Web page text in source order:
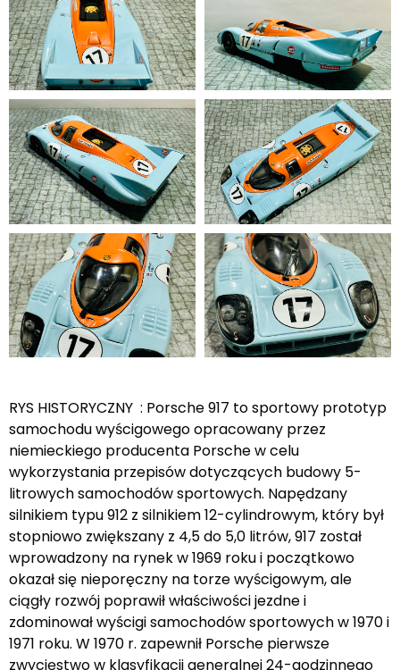
RYS HISTORYCZNY : Porsche 917 to sportowy prototyp
samochodu wyścigowego opracowany przez
niemieckiego producenta Porsche w celu
wykorzystania przepisów dotyczących budowy 5-
litrowych samochodów sportowych. Napędzany
silnikiem typu 912 z silnikiem 12-cylindrowym, który był
stopniowo zwiększany z 4,5 do 5,0 litrów, 917 został
wprowadzony na rynek w 1969 roku i początkowo
okazał się nieporęczny na torze wyścigowym, ale
ciągły rozwój poprawił właściwości jezdne i
zdominował wyścigi samochodów sportowych w 1970 i
1971 roku. W 1970 r. zapewnił Porsche pierwsze
zwycięstwo w klasyfikacji generalnej 24-godzinnego